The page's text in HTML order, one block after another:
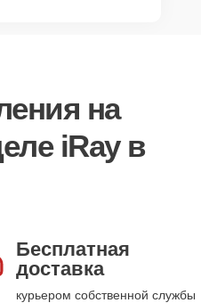
на
iRay в
Бесплатная
доставка
курьером собственной службы